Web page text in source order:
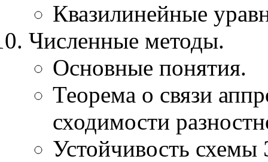
Квазилинейные
Численные методы.
Основные понятия.
Теорема о связи
сходимости
Устойчивость схемы